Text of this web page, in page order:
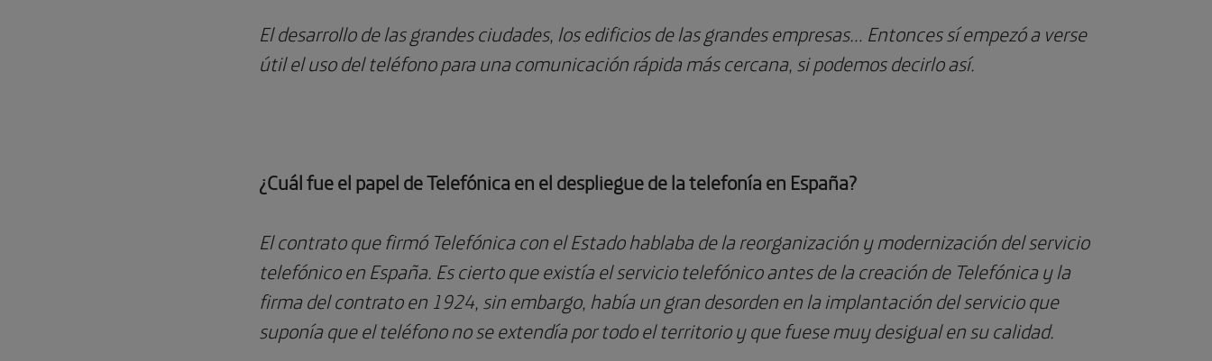
El desarrollo de las grandes ciudades, los edificios de las grandes empresas… Entonces sí empezó a verse
útil el uso del teléfono para una comunicación rápida más cercana, si podemos decirlo así.
¿Cuál fue el papel de Telefónica en el despliegue de la telefonía en España?
El contrato que firmó Telefónica con el Estado hablaba de la reorganización y modernización del servicio
telefónico en España. Es cierto que existía el servicio telefónico antes de la creación de Telefónica y la
firma del contrato en 1924, sin embargo, había un gran desorden en la implantación del servicio que
suponía que el teléfono no se extendía por todo el territorio y que fuese muy desigual en su calidad.